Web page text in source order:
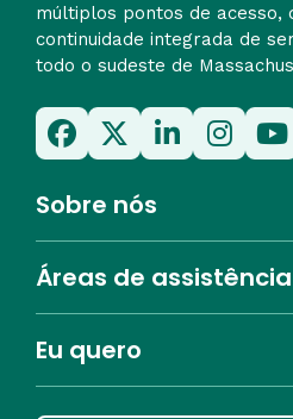
múltiplos pontos de acesso,
continuidade integrada de
todo o sudeste de
Sobre nós
Áreas de assistência
Eu quero